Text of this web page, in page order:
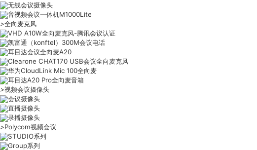
无线会议摄像头
音视频会议一体机M1000Lite
>全向麦克风
VHD A10W全向麦克风-腾讯会议认证
凯富通（konftel）300M会议电话
耳目达会议全向麦A20
Clearone CHAT170 USB会议全向麦克风
华为CloudLink Mic 100全向麦
耳目达A20 Pro全向麦音箱
>视频会议摄像头
会议摄像头
直播摄像头
录播摄像头
>Polycom视频会议
STUDIO系列
Group系列